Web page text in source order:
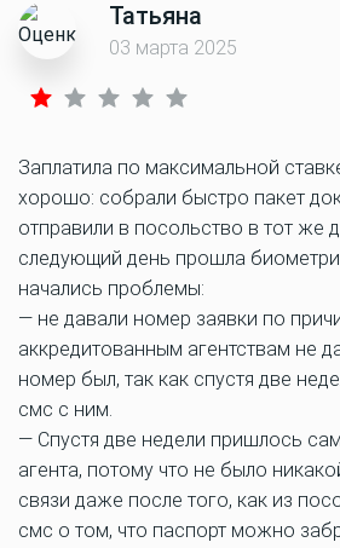
Татьяна
03 марта 2025
Заплатила по максимальной
хорошо: собрали быстро пакет
отправили в посольство в тот же
следующий день прошла
начались проблемы:
— не давали номер заявки по
аккредитованным агентствам не
номер был, так как спустя две
смс с ним.
— Спустя две недели пришлось
агента, потому что не было
связи даже после того, как из
смс о том, что паспорт можно